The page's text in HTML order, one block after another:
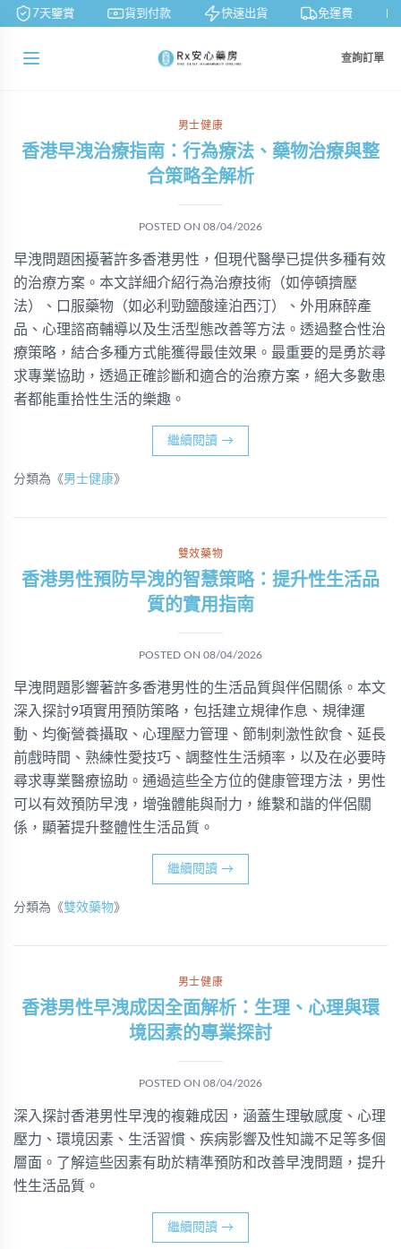
7天鑒賞 貨到付款 快速出貨 免運費
查詢訂單
男士健康
香港早洩治療指南：行為療法、藥物治療與整
合策略全解析
POSTED ON 08/04/2026
早洩問題困擾著許多香港男性，但現代醫學已提供多種有效
的治療方案。本文詳細介紹行為治療技術（如停頓擠壓
法）、口服藥物（如必利勁鹽酸達泊西汀）、外用麻醉產
品、心理諮商輔導以及生活型態改善等方法。透過整合性治
療策略，結合多種方式能獲得最佳效果。最重要的是勇於尋
求專業協助，透過正確診斷和適合的治療方案，絕大多數患
者都能重拾性生活的樂趣。
繼續閱讀 →
分類為《男士健康》
雙效藥物
香港男性預防早洩的智慧策略：提升性生活品
質的實用指南
POSTED ON 08/04/2026
早洩問題影響著許多香港男性的生活品質與伴侶關係。本文
深入探討9項實用預防策略，包括建立規律作息、規律運
動、均衡營養攝取、心理壓力管理、節制刺激性飲食、延長
前戲時間、熟練性愛技巧、調整性生活頻率，以及在必要時
尋求專業醫療協助。通過這些全方位的健康管理方法，男性
可以有效預防早洩，增強體能與耐力，維繫和諧的伴侶關
係，顯著提升整體性生活品質。
繼續閱讀 →
分類為《雙效藥物》
男士健康
香港男性早洩成因全面解析：生理、心理與環
境因素的專業探討
POSTED ON 08/04/2026
深入探討香港男性早洩的複雜成因，涵蓋生理敏感度、心理
壓力、環境因素、生活習慣、疾病影響及性知識不足等多個
層面。了解這些因素有助於精準預防和改善早洩問題，提升
性生活品質。
繼續閱讀 →